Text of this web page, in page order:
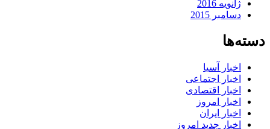
ژانویه 2016
دسامبر 2015
دسته‌ها
اخبار آسیا
اخبار اجتماعی
اخبار اقتصادی
اخبار امروز
اخبار ایران
اخبار جدید امروز